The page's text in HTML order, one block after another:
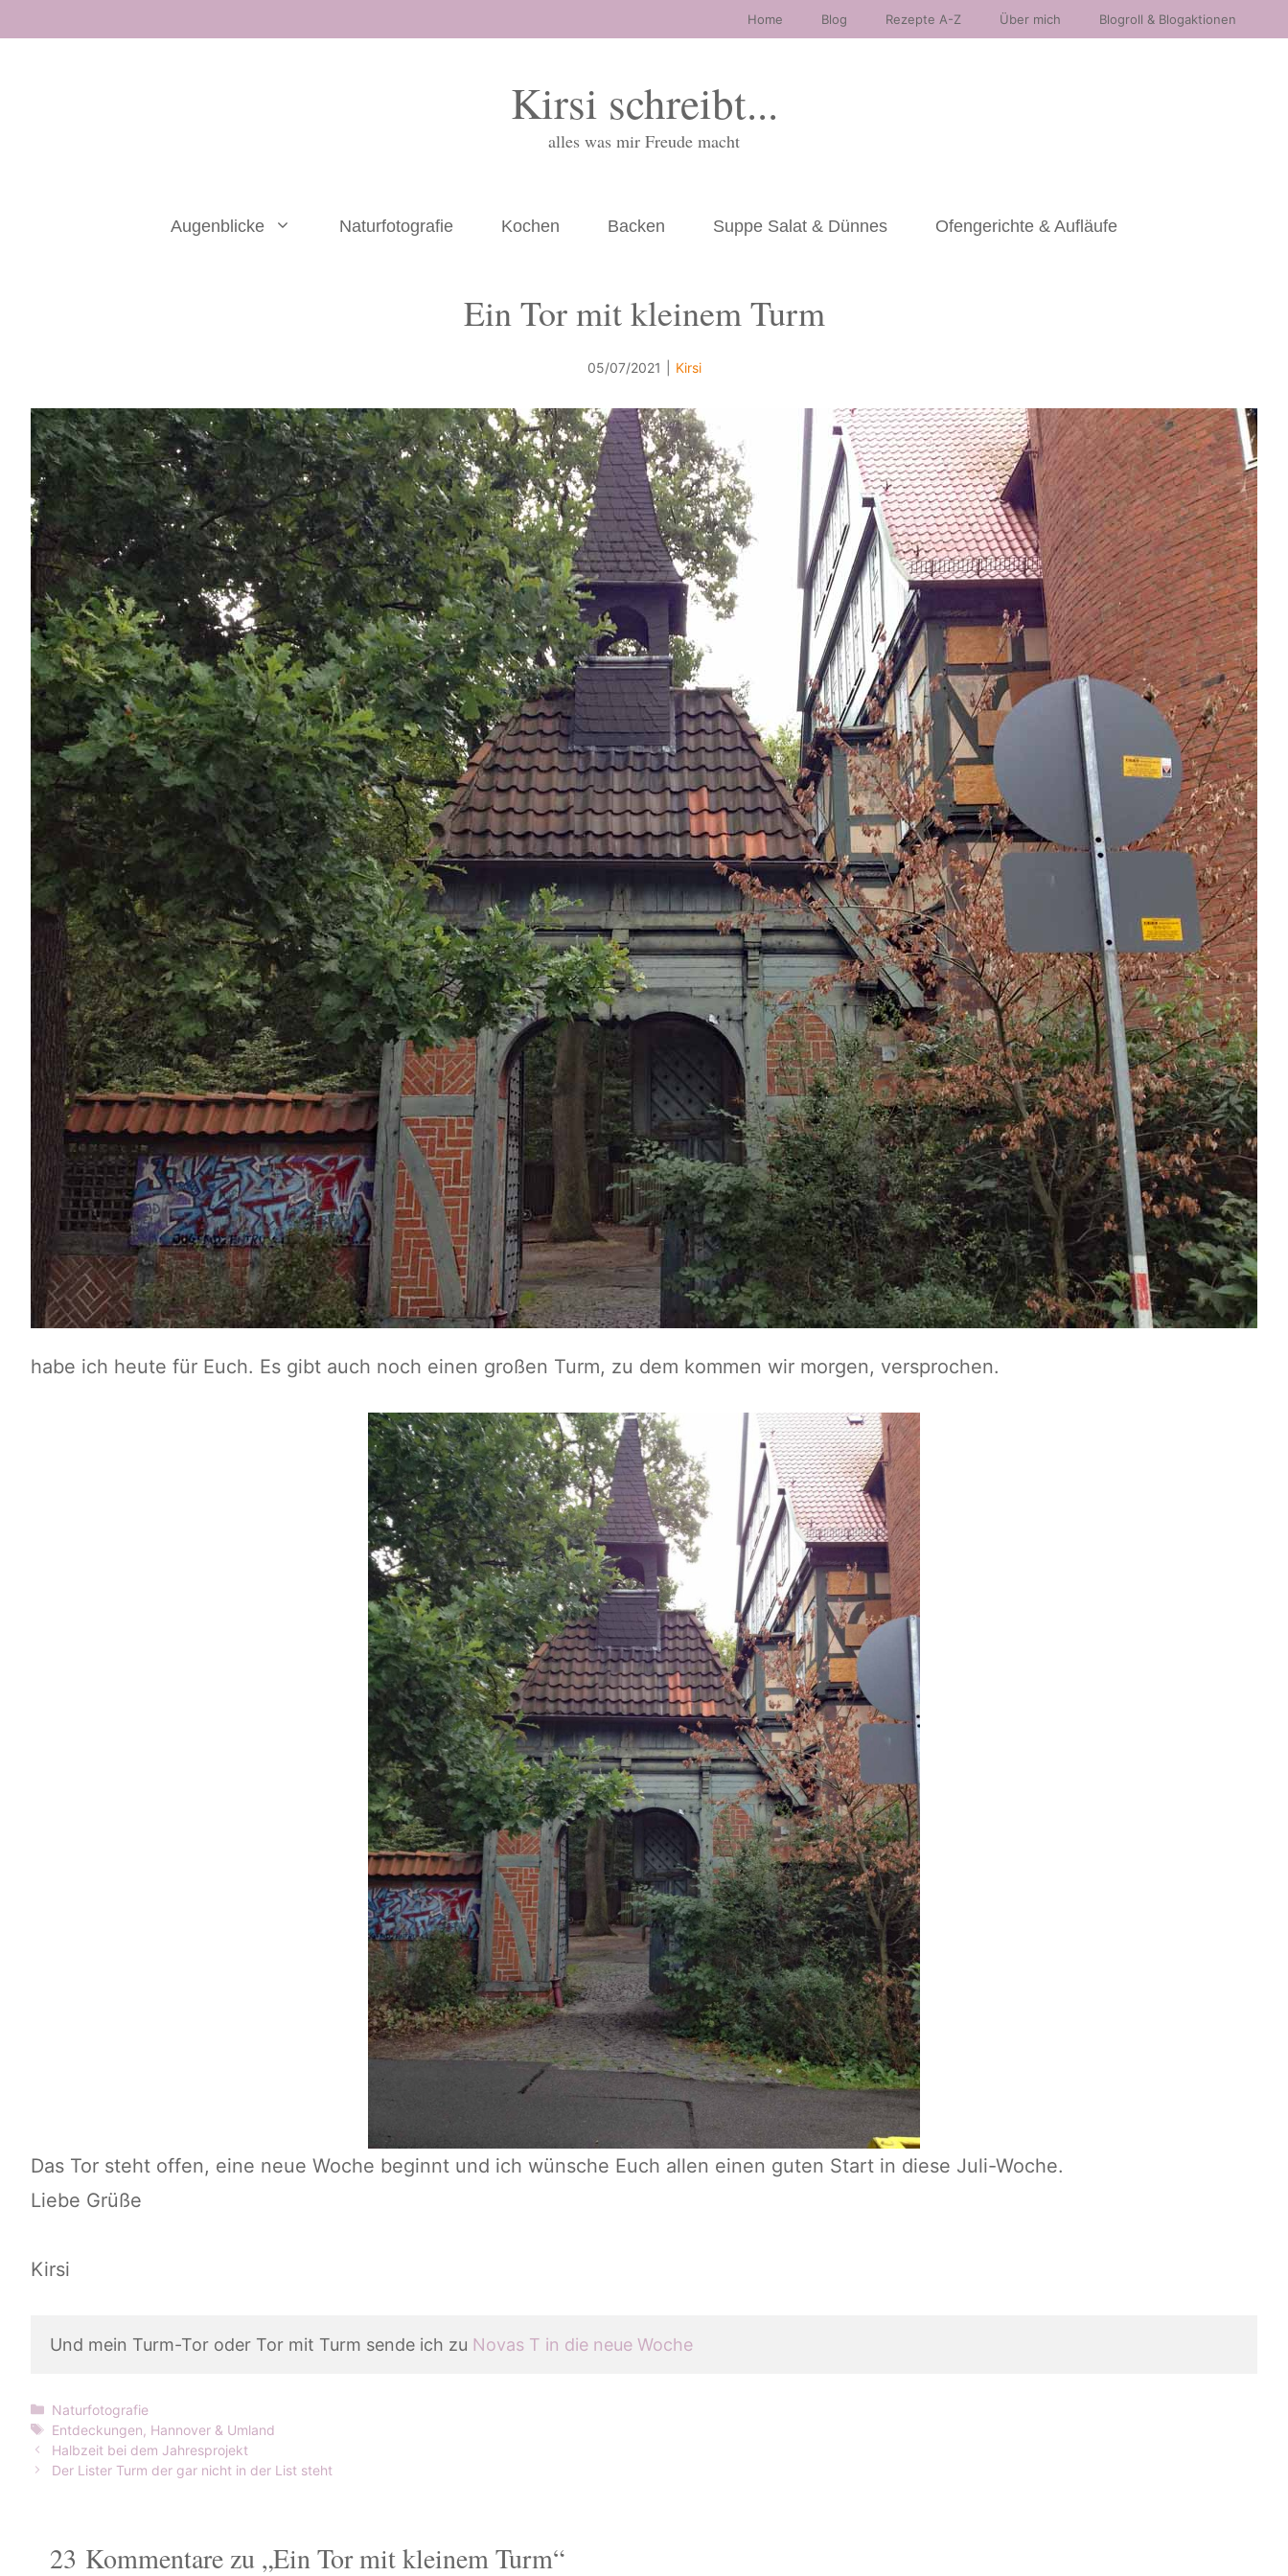
Inhalt
Home Blog Rezepte A-Z Über mich Blogroll & Blogaktionen
Kirsi schreibt...
alles was mir Freude macht
Augenblicke Naturfotografie Kochen Backen Suppe Salat & Dünnes Ofengerichte & Aufläufe
Ein Tor mit kleinem Turm
05/07/2021 Kirsi
habe ich heute für Euch. Es gibt auch noch einen großen Turm, zu dem kommen wir morgen, versprochen.
Das Tor steht offen, eine neue Woche beginnt und ich wünsche Euch allen einen guten Start in diese Juli-Woche.
Liebe Grüße
Kirsi
Und mein Turm-Tor oder Tor mit Turm sende ich zu Novas T in die neue Woche
Kategorien
Naturfotografie
Schlagwörter
Entdeckungen, Hannover & Umland
Halbzeit bei dem Jahresprojekt
Der Lister Turm der gar nicht in der List steht
23 Kommentare zu „Ein Tor mit kleinem Turm“